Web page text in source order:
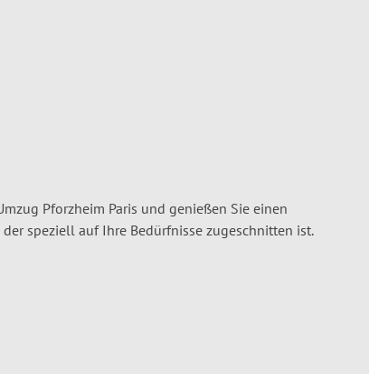
Pforzheim Paris und genießen Sie einen
der speziell auf Ihre Bedürfnisse zugeschnitten ist.